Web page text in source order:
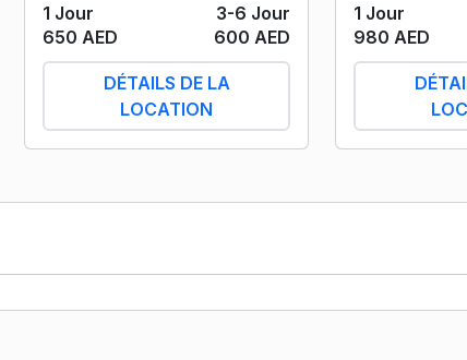
1 Jour
3-6 Jour
650 AED
600 AED
DÉTAILS DE LA
LOCATION
1 Jour
980 AED